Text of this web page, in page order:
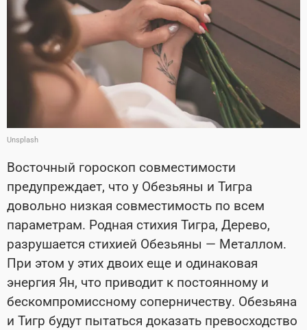
Unsplash
Восточный гороскоп совместимости
предупреждает, что у Обезьяны и Тигра
довольно низкая совместимость по всем
параметрам. Родная стихия Тигра, Дерево,
разрушается стихией Обезьяны — Металлом.
При этом у этих двоих еще и одинаковая
энергия Ян, что приводит к постоянному и
бескомпромиссному соперничеству. Обезьяна
и Тигр будут пытаться доказать превосходство